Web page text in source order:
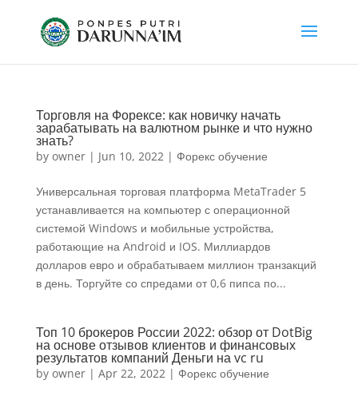
Торговля на Форексе: как новичку начать
зарабатывать на валютном рынке и что нужно
знать?
by owner| Jun 10, 2022| Форекс обучение
Универсальная торговая платформа MetaTrader 5
устанавливается на компьютер с операционной
системой Windows и мобильные устройства,
работающие на Android и IOS. Миллиардов
долларов евро и обрабатываем миллион транзакций
в день. Торгуйте со спредами от 0,6 пипса по...
Топ 10 брокеров России 2022: обзор от DotBig
на основе отзывов клиентов и финансовых
результатов компаний Деньги на vc ru
by owner| Apr 22, 2022| Форекс обучение